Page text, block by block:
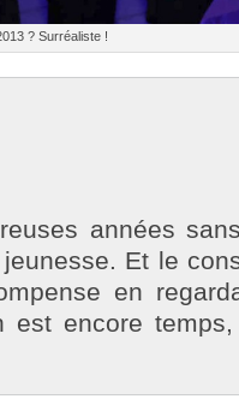
? Sur­réalis­te !
années
Et le
en
est en­core